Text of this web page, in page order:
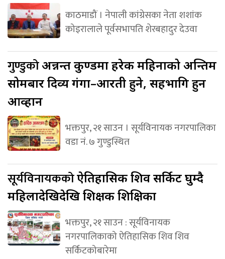
काठमाडौं । नेपाली कांग्रेसका नेता शशांक
कोइरालाले पूर्वसभापति शेरबहादुर देउवा
गुण्डुकोअन्नन्त कुण्डमा हरेक महिनाको अन्तिम
सोमबार दिव्य गंगा–आरती हुने, सहभागि हुन
आव्हान
भक्तपुर, २१ साउन । सूर्यविनायक नगरपालिका
वडा नं. ७ गुण्डुस्थित
सूर्यविनायककोऐतिहासिक शिव सर्किट घुम्दै
महिलादेखिदेखि शिक्षक शिक्षिका
भक्तपुर, २१ साउन : सूर्यविनायक
नगरपालिकाको ऐतिहासिक शिव शिव
सर्किटकोबारेमा